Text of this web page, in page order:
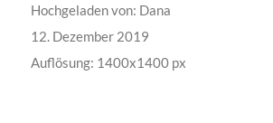
Hochgeladen von: Dana
12. Dezember 2019
Auflösung: 1400x1400 px